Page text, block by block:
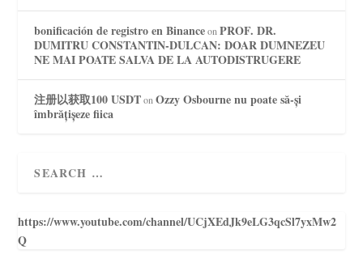
bonificación de registro en BinanceonPROF. DR.
DUMITRU CONSTANTIN-DULCAN: DOAR DUMNEZEU
NE MAI POATE SALVA DE LA AUTODISTRUGERE
注册以获取100 USDTonOzzy Osbourne nu poate să-și
îmbrățișeze fiica
https://www.youtube.com/channel/UCjXEdJk9eLG3qcSl7yxMw2
Q